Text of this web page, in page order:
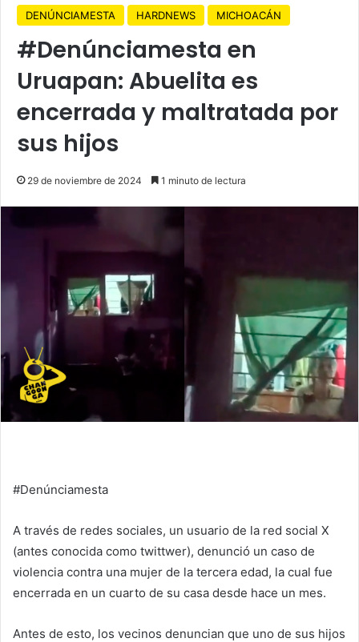
DENÚNCIAMESTA HARDNEWS MICHOACÁN
#Denúnciamesta en
Uruapan: Abuelita es
encerrada y maltratada por
sus hijos
29 de noviembre de 2024 1 minuto de lectura
#Denúnciamesta
A través de redes sociales, un usuario de la red social X
(antes conocida como twittwer), denunció un caso de
violencia contra una mujer de la tercera edad, la cual fue
encerrada en un cuarto de su casa desde hace un mes.
Antes de esto, los vecinos denuncian que uno de sus hijos